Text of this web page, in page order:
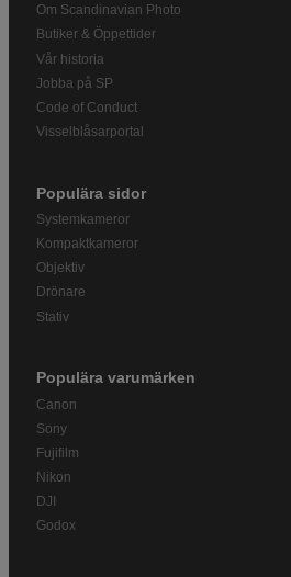
Om Scandinavian Photo
Butiker & Öppettider
Vår historia
Jobba på SP
Code of Conduct
Visselblåsarportal
Populära sidor
Systemkameror
Kompaktkameror
Objektiv
Drönare
Stativ
Populära varumärken
Canon
Sony
Fujifilm
Nikon
DJI
Godox